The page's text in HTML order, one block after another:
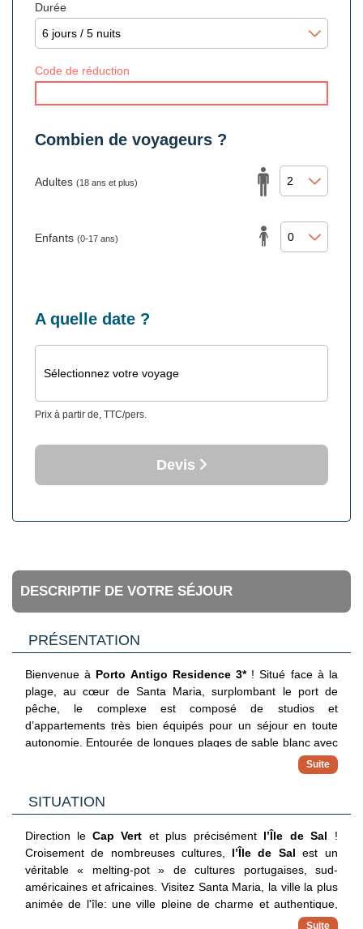
Durée
Code de réduction
Combien de voyageurs ?
Adultes (18 ans et plus)
Enfants (0-17 ans)
A quelle date ?
Sélectionnez votre voyage
Prix à partir de, TTC/pers.
Devis
DESCRIPTIF DE VOTRE SÉJOUR
PRÉSENTATION
Bienvenue à Porto Antigo Residence 3* ! Situé face à la
plage, au cœur de Santa Maria, surplombant le port de
pêche, le complexe est composé de studios et
d’appartements très bien équipés pour un séjour en toute
autonomie. Entourée de longues plages de sable blanc avec
des eaux cristallines, la Villa de Santa Maria offre un
environnement animé avec ses bars, ses restaurants, ses
SITUATION
Direction le Cap Vert et plus précisément l’Île de Sal !
Croisement de nombreuses cultures, l’Île de Sal est un
véritable « melting-pot » de cultures portugaises, sud-
américaines et africaines. Visitez Santa Maria, la ville la plus
animée de l'île: une ville pleine de charme et authentique,
grâce à ses jolis bateaux de pêche, son architecture et ses